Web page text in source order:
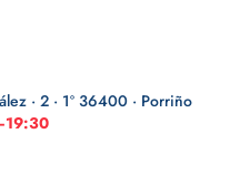
· 2 · 1º 36400 · Porriño